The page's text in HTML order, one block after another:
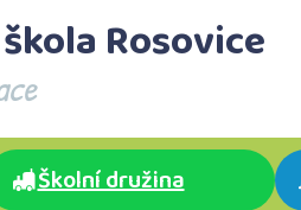
Rosovice
Školní družina